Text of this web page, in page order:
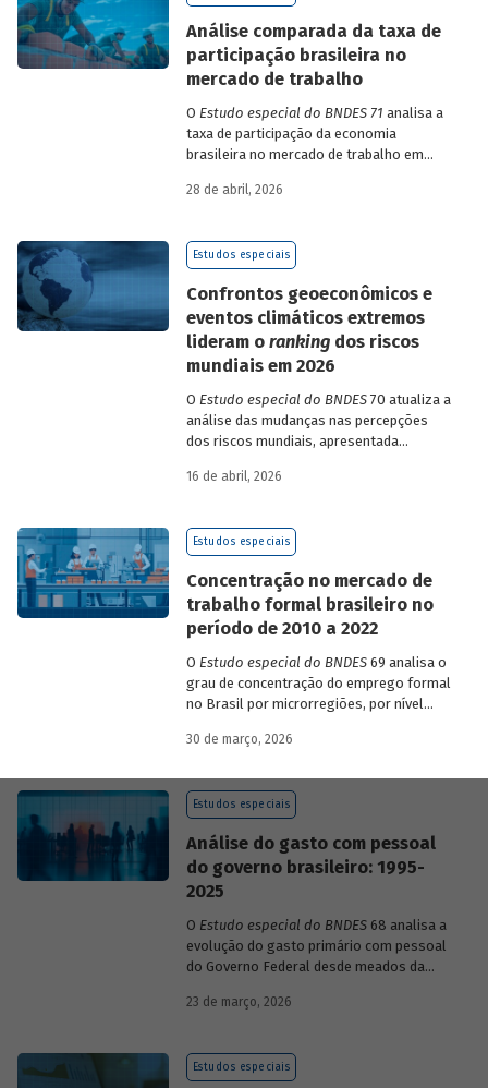
Análise comparada da taxa de
participação brasileira no
mercado de trabalho
O Estudo especial do BNDES 71 analisa a
taxa de participação da economia
brasileira no mercado de trabalho em
países de diferentes continentes e
28 de abril, 2026
Estudos especiais
Confrontos geoeconômicos e
eventos climáticos extremos
lideram o ranking dos riscos
mundiais em 2026
O Estudo especial do BNDES70 atualiza a
análise das mudanças nas percepções
dos riscos mundiais, apresentada
dos relatórios Global Risks Report (GRR)
mundiais para o ano em curso e para dois
16 de abril, 2026
Estudos especiais
Concentração no mercado de
trabalho formal brasileiro no
período de 2010 a 2022
O Estudo especial do BNDES69 analisa o
grau de concentração do emprego formal
no Brasil por microrregiões, por nível
setores, entre 2010 e 2022.
30 de março, 2026
Estudos especiais
Análise do gasto com pessoal
do governo brasileiro: 1995-
2025
O Estudo especial do BNDES68 analisa a
evolução do gasto primário com pessoal
do Governo Federal desde meados da
durante esse período e as mudanças
23 de março, 2026
Estudos especiais